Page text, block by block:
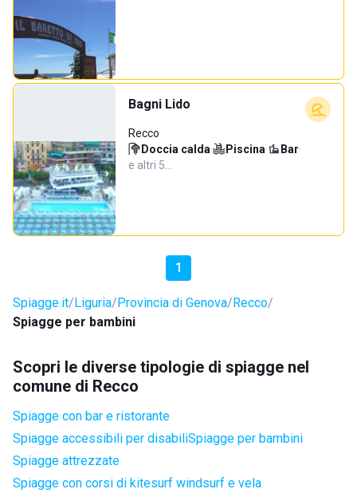
Bagni Lido
Recco
Doccia calda· Piscina· Bar·
e altri 5…
1
Spiagge.it Liguria Provincia di Genova Recco
Spiagge per bambini
Scopri le diverse tipologie di spiagge nel
comune di Recco
Spiagge con bar e ristorante
Spiagge accessibili per disabiliSpiagge per bambini
Spiagge attrezzate
Spiagge con corsi di kitesurf windsurf e vela